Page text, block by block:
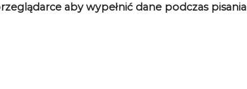
aby wypełnić dane podczas pisania